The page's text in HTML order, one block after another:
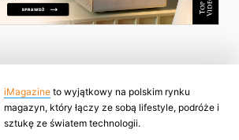
iMagazine to wyjątkowy na polskim rynku
magazyn, który łączy ze sobą lifestyle, podróże i
sztukę ze światem technologii.